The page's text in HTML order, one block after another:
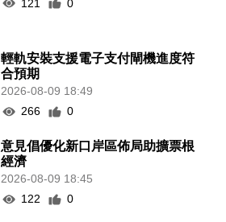
121
0
輕軌安裝支援電子支付閘機進度符
合預期
2026-08-09 18:49
266
0
意見倡優化新口岸區佈局助擴票根
經濟
2026-08-09 18:45
122
0